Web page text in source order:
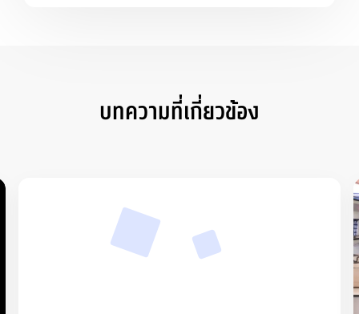
บทความที่เกี่ยวข้อง